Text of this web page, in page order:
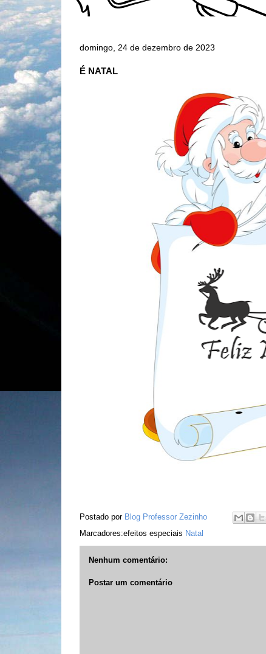
domingo, 24 de dezembro de 2023
É NATAL
Postado por Blog Professor Zezinho
Marcadores:efeitos especiais Natal
Nenhum comentário:
Postar um comentário